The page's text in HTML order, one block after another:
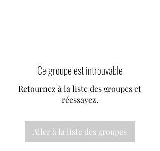
Ce groupe est introuvable
Retournez à la liste des groupes et
réessayez.
Aller à la liste des groupes